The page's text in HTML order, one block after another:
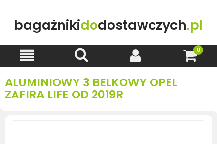
bagażnikidodostawczych.pl
ALUMINIOWY 3 BELKOWY OPEL
ZAFIRA LIFE OD 2019R